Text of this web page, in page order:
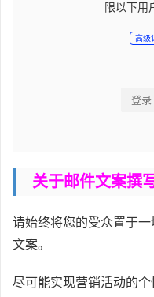
限以下用
高级
登录
关于邮件文案撰
请始终将您的受众置于
文案。
尽可能实现营销活动的